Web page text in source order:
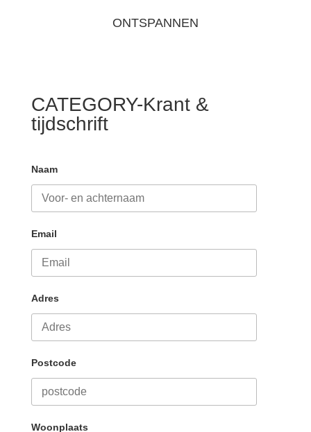
ONTSPANNEN
CATEGORY-Krant &
tijdschrift
Naam
Email
Adres
Postcode
Woonplaats